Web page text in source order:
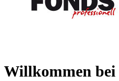
Willkommen bei